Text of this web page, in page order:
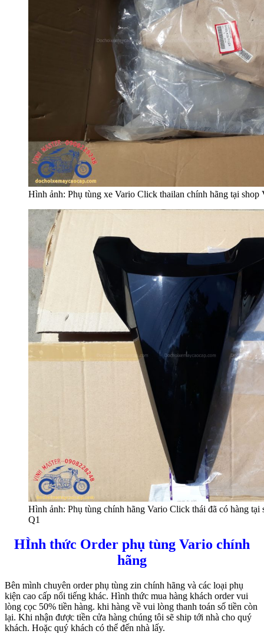
Hình ảnh: Phụ tùng xe Vario Click thailan chính hãng tại
Hình ảnh: Phụ tùng chính hãng Vario Click thái đã có hàng
Q1
HÌnh thức Order phụ tùng Vario chính
hãng
Bên mình chuyên order phụ tùng zin chính hãng và các loại phụ
kiện cao cấp nổi tiếng khác. Hình thức mua hàng khách order vui
lòng cọc 50% tiền hàng. khi hàng về vui lòng thanh toán số tiền còn
lại. Khi nhận được tiền cửa hàng chúng tôi sẽ ship tới nhà cho quý
khách. Hoặc quý khách có thể đến nhà lấy.